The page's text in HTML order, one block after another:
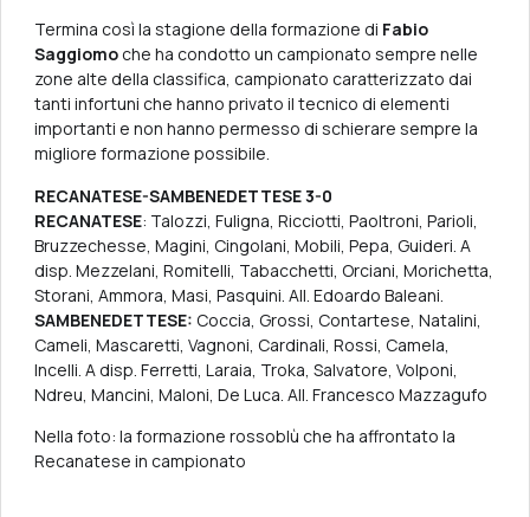
Termina così la stagione della formazione di Fabio
Saggiomo che ha condotto un campionato sempre nelle
zone alte della classifica, campionato caratterizzato dai
tanti infortuni che hanno privato il tecnico di elementi
importanti e non hanno permesso di schierare sempre la
migliore formazione possibile.
RECANATESE-SAMBENEDETTESE 3-0
RECANATESE: Talozzi, Fuligna, Ricciotti, Paoltroni, Parioli,
Bruzzechesse, Magini, Cingolani, Mobili, Pepa, Guideri. A
disp. Mezzelani, Romitelli, Tabacchetti, Orciani, Morichetta,
Storani, Ammora, Masi, Pasquini. All. Edoardo Baleani.
SAMBENEDETTESE: Coccia, Grossi, Contartese, Natalini,
Cameli, Mascaretti, Vagnoni, Cardinali, Rossi, Camela,
Incelli. A disp. Ferretti, Laraia, Troka, Salvatore, Volponi,
Ndreu, Mancini, Maloni, De Luca. All. Francesco Mazzagufo
Nella foto: la formazione rossoblù che ha affrontato la
Recanatese in campionato